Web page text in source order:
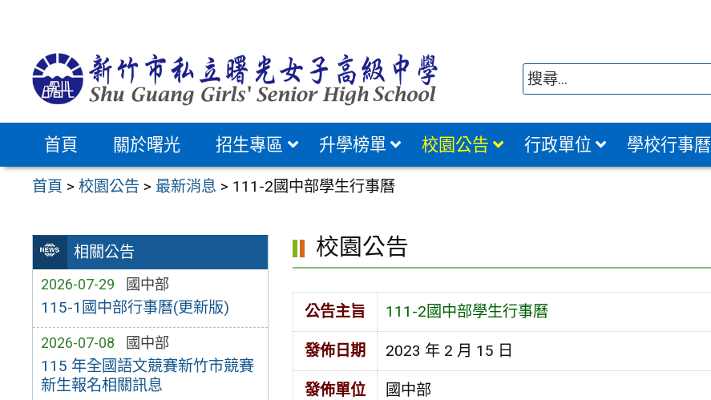
首頁 關於曙光 招生專區 升學榜單 校園公告 行政單位 學校行事曆
首頁 >校園公告 > 最新消息 > 111-2國中部學生行事曆
相關公告
2026-07-29 國中部
115-1國中部行事曆(更新版)
2026-07-08 國中部
115 年全國語文競賽新竹市競賽
新生報名相關訊息
校園公告
公告主旨 111-2國中部學生行事曆
發佈日期 2023 年 2 月 15 日
發佈單位 國中部